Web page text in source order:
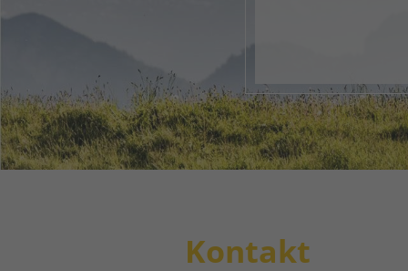
1 2
Kontakt